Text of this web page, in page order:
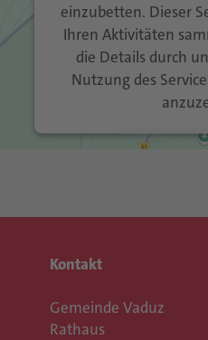
einzubetten. Dieser
Ihren Aktivitäten
die Details durch
Nutzung des
Mehr
Kontakt
Gemeinde Vaduz
Rathaus